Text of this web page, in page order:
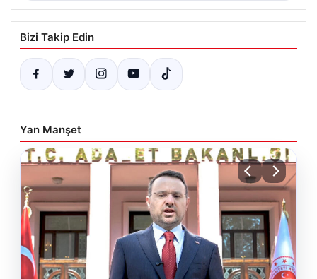
Bizi Takip Edin
Yan Manşet